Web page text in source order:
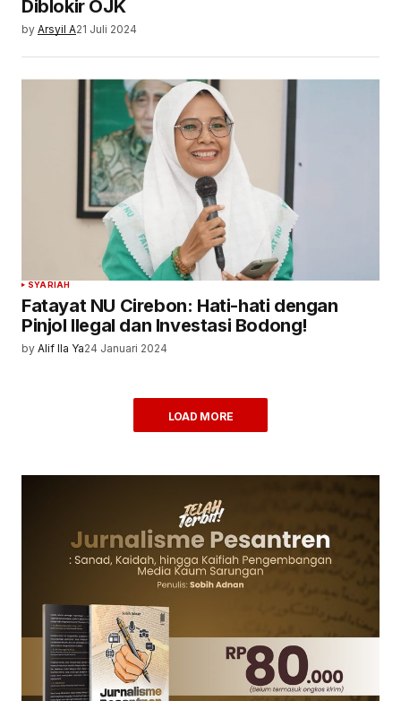
Diblokir OJK
by Arsyil A21 Juli 2024
SYARIAH
Fatayat NU Cirebon: Hati-hati dengan
Pinjol Ilegal dan Investasi Bodong!
by Alif Ila Ya24 Januari 2024
LOAD MORE